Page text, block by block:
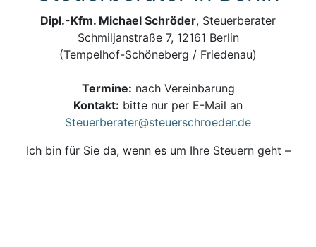
Dipl.-Kfm. Michael Schröder, Steuerberater
Schmiljanstraße 7, 12161 Berlin
(Tempelhof-Schöneberg / Friedenau)
Termine: nach Vereinbarung
Kontakt: bitte nur per E-Mail an
Steuerberater@steuerschroeder.de
Ich bin für Sie da, wenn es um Ihre Steuern geht –